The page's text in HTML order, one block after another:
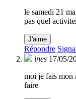
le samedi 21
pas quel
J'aime
Répondre
ines 17/05/
moi je fais mon
faire